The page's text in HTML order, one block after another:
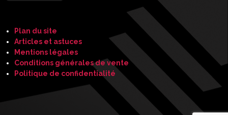
Plan du site
Articles et astuces
Mentions légales
Conditions générales de vente
Politique de confidentialité